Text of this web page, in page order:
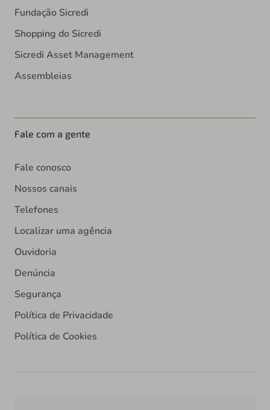
Fundação Sicredi
Shopping do Sicredi
Sicredi Asset Management
Assembleias
Fale com a gente
Fale conosco
Nossos canais
Telefones
Localizar uma agência
Ouvidoria
Denúncia
Segurança
Política de Privacidade
Política de Cookies